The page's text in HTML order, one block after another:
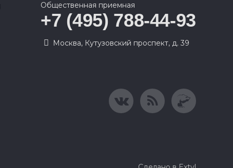
Общественная приемная
+7 (495) 788-44-93
Москва, Кутузовский проспект, д. 39